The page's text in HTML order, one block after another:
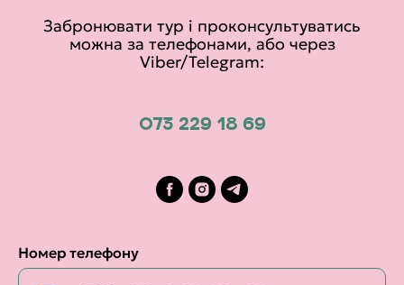
Забронювати тур і проконсультуватись
можна за телефонами, або через
Viber/Telegram:
073 229 18 69
Номер телефону